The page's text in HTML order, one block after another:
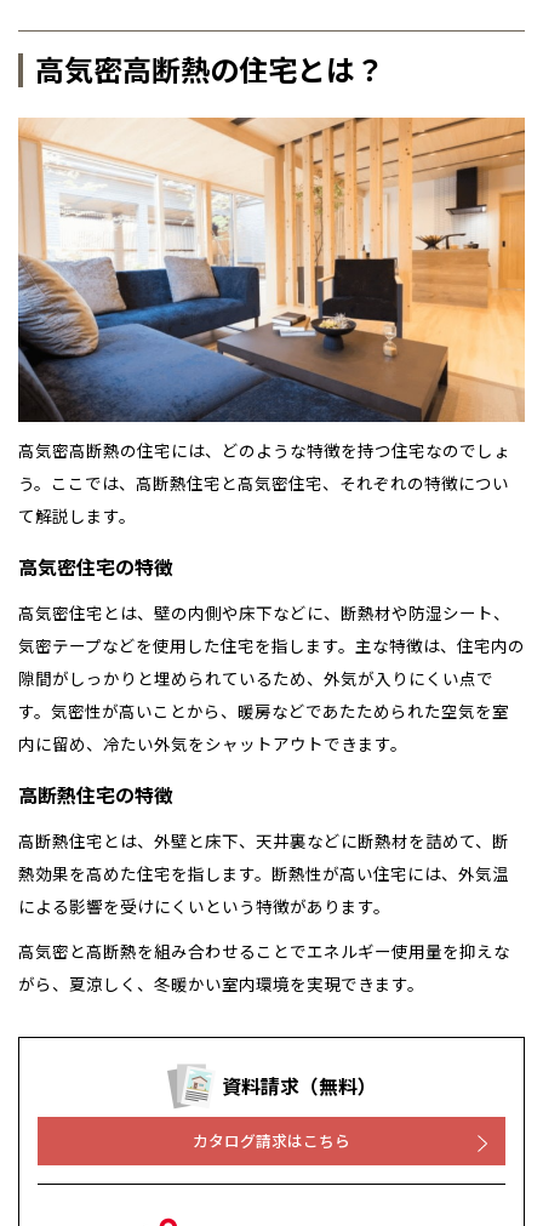
高気密高断熱の住宅とは？
高気密高断熱の住宅には、どのような特徴を持つ住宅なのでしょ
う。ここでは、高断熱住宅と高気密住宅、それぞれの特徴につい
て解説します。
高気密住宅の特徴
高気密住宅とは、壁の内側や床下などに、断熱材や防湿シート、
気密テープなどを使用した住宅を指します。主な特徴は、住宅内の
隙間がしっかりと埋められているため、外気が入りにくい点で
す。気密性が高いことから、暖房などであたためられた空気を室
内に留め、冷たい外気をシャットアウトできます。
高断熱住宅の特徴
高断熱住宅とは、外壁と床下、天井裏などに断熱材を詰めて、断
熱効果を高めた住宅を指します。断熱性が高い住宅には、外気温
による影響を受けにくいという特徴があります。
高気密と高断熱を組み合わせることでエネルギー使用量を抑えな
がら、夏涼しく、冬暖かい室内環境を実現できます。
資料請求（無料）
カタログ請求はこちら
お近くのイベント